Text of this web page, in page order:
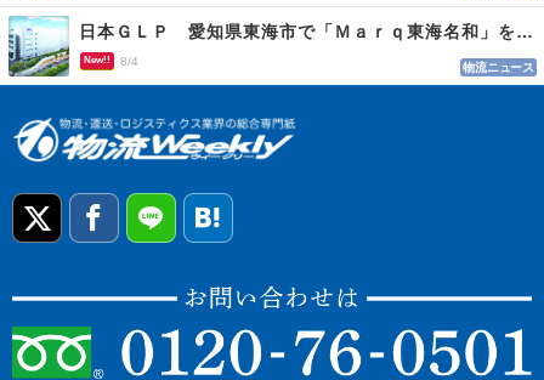
日本ＧＬＰ 愛知県東海市で「Ｍａｒｑ東海名和」を開発
New!! 8/4 物流ニュース